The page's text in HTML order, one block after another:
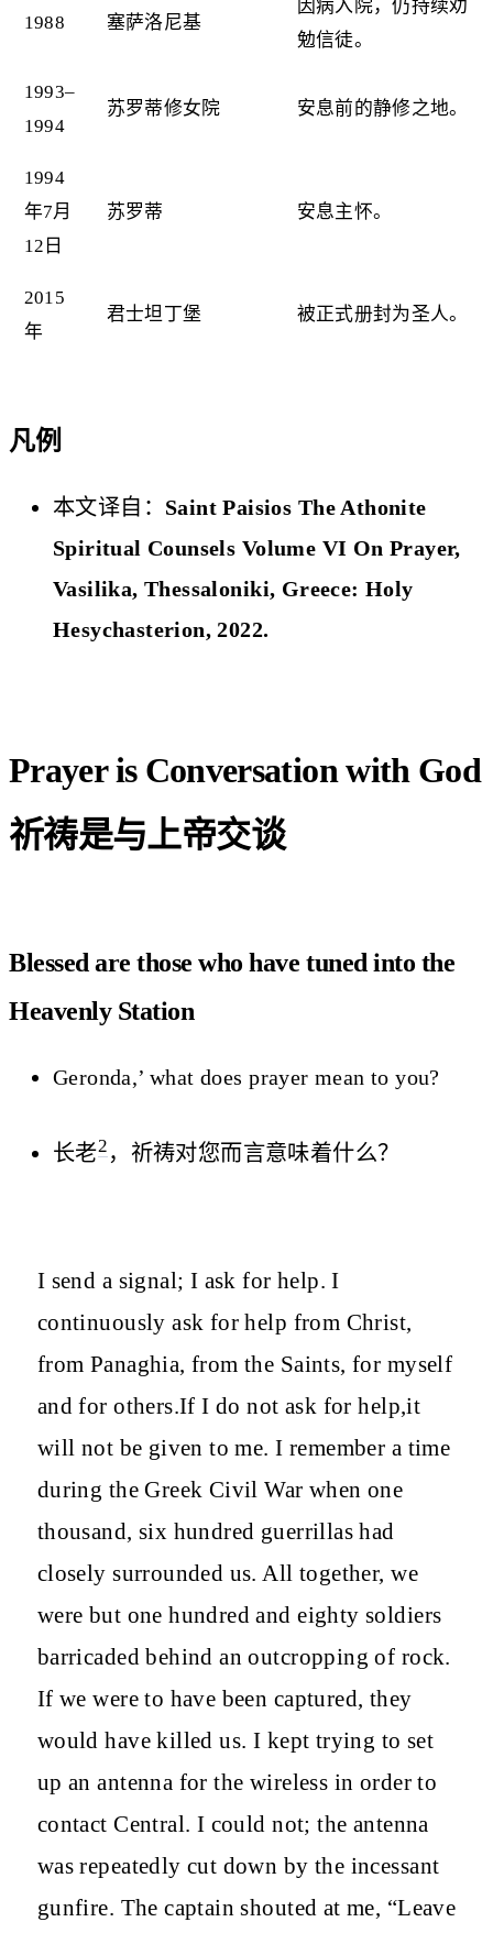
1988 塞萨洛尼基
因病入院，仍持续劝
勉信徒。
1993–
1994
苏罗蒂修女院 安息前的静修之地。
1994
年7月
12日
苏罗蒂 安息主怀。
2015
年
君士坦丁堡 被正式册封为圣人。
凡例
本文译自： Saint Paisios The Athonite
Spiritual Counsels Volume VI On Prayer,
Vasilika, Thessaloniki, Greece: Holy
Hesychasterion, 2022.
Prayer is Conversation with God
祈祷是与上帝交谈
Blessed are those who have tuned into the
Heavenly Station
Geronda,’ what does prayer mean to you?
长老2 ，祈祷对您而言意味着什么？
I send a signal; I ask for help. I
continuously ask for help from Christ,
from Panaghia, from the Saints, for myself
and for others.If I do not ask for help,it
will not be given to me. I remember a time
during the Greek Civil War when one
thousand, six hundred guerrillas had
closely surrounded us. All together, we
were but one hundred and eighty soldiers
barricaded behind an outcropping of rock.
If we were to have been captured, they
would have killed us. I kept trying to set
up an antenna for the wireless in order to
contact Central. I could not; the antenna
was repeatedly cut down by the incessant
gunfire. The captain shouted at me, “Leave